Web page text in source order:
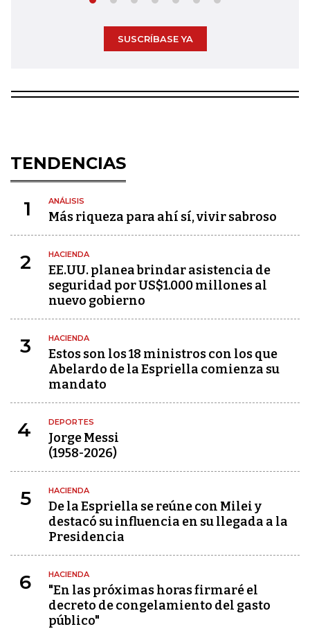
SUSCRÍBASE YA
TENDENCIAS
1 ANÁLISIS
Más riqueza para ahí sí, vivir sabroso
2 HACIENDA
EE.UU. planea brindar asistencia de
seguridad por US$1.000 millones al
nuevo gobierno
3 HACIENDA
Estos son los 18 ministros con los que
Abelardo de la Espriella comienza su
mandato
4 DEPORTES
Jorge Messi
(1958-2026)
5 HACIENDA
De la Espriella se reúne con Milei y
destacó su influencia en su llegada a la
Presidencia
6 HACIENDA
"En las próximas horas firmaré el
decreto de congelamiento del gasto
público"